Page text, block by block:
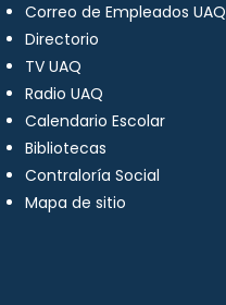
Correo de Empleados UAQ
Directorio
TV UAQ
Radio UAQ
Calendario Escolar
Bibliotecas
Contraloría Social
Mapa de sitio